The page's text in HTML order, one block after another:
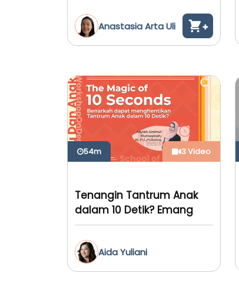
Anastasia Arta Uli
54m 3 Video
Tenangin Tantrum Anak
dalam 10 Detik? Emang
Bisa?
Aida Yuliani